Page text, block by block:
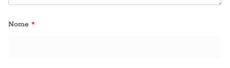
Nome *